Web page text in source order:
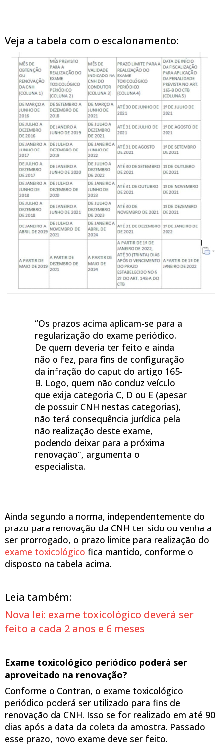
Veja a tabela com o escalonamento:
“Os prazos acima aplicam-se para a
regularização do exame periódico.
De quem deveria ter feito e ainda
não o fez, para fins de configuração
da infração do caput do artigo 165-
B. Logo, quem não conduz veículo
que exija categoria C, D ou E (apesar
de possuir CNH nestas categorias),
não terá consequência jurídica pela
não realização deste exame,
podendo deixar para a próxima
renovação”, argumenta o
especialista.
Ainda segundo a norma, independentemente do
prazo para renovação da CNH ter sido ou venha a
ser prorrogado, o prazo limite para realização do
exame toxicológico fica mantido, conforme o
disposto na tabela acima.
Leia também:
Nova lei: exame toxicológico deverá ser
feito a cada 2 anos e 6 meses
Exame toxicológico periódico poderá ser
aproveitado na renovação?
Conforme o Contran, o exame toxicológico
periódico poderá ser utilizado para fins de
renovação da CNH. Isso se for realizado em até 90
dias após a data da coleta da amostra. Passado
esse prazo, novo exame deve ser feito.